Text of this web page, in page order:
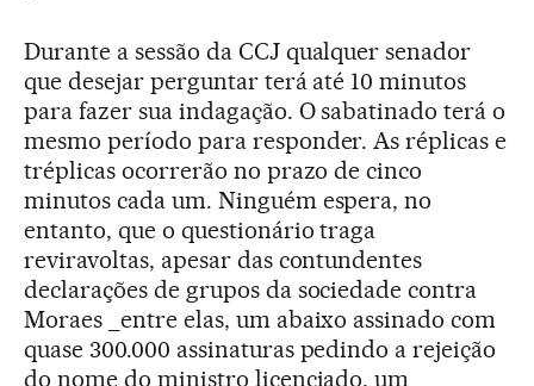
Durante a sessão da CCJ qualquer senador
que desejar perguntar terá até 10 minutos
para fazer sua indagação. O sabatinado terá o
mesmo período para responder. As réplicas e
tréplicas ocorrerão no prazo de cinco
minutos cada um. Ninguém espera, no
entanto, que o questionário traga
reviravoltas, apesar das contundentes
declarações de grupos da sociedade contra
Moraes _entre elas, um abaixo assinado com
quase 300.000 assinaturas pedindo a rejeição
do nome do ministro licenciado, um